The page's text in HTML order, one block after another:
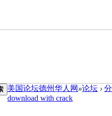
美国论坛德州华人网 »论坛 ›
download with crack